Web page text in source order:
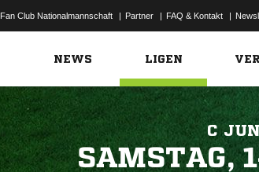
Fan Club Nationalmannschaft | Partner | FAQ & Kontakt |
NEWS LIGEN
C
